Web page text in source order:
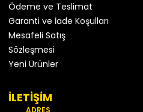
Ödeme ve Teslimat
Garanti ve İade Koşulları
Mesafeli Satış
Sözleşmesi
Yeni Ürünler
İLETİŞİM
ADRES